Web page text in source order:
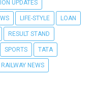
UPDATES
LIFE-STYLE LOAN
RESULT STAND
SPORTS TATA
RAILWAY NEWS